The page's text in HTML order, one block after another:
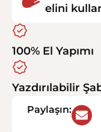
elini
100% El Yapımı
Yazdırılabilir
Paylaşın: